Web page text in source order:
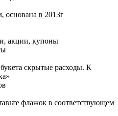
в 2013г
акции, купоны
скрытые расходы. К
флажок в соответствующем